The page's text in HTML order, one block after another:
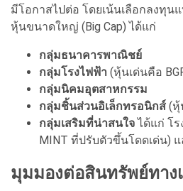
มีโอกาสไปต่อ โดยเน้นเลือกลงทุน
หุ้นขนาดใหญ่ (Big Cap) ได้แก่
กลุ่มธนาคารพาณิชย์
กลุ่มโรงไฟฟ้า (หุ้นเด่นคือ
กลุ่มนิคมอุตสาหกรรม
กลุ่มชิ้นส่วนอิเล็กทรอนิกส์ (หุ้
กลุ่มเสริมที่น่าสนใจได้แก่ โร
MINT ที่ปรับตัวขึ้นโดดเด่น)
มุมมองต่อสินทรัพย์ทาง